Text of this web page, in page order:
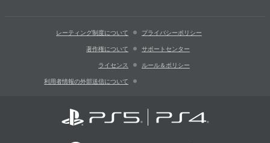
レーティング制度について プライバシーポリシー
著作権について サポートセンター
ライセンス ルール＆ポリシー
利用者情報の外部送信について